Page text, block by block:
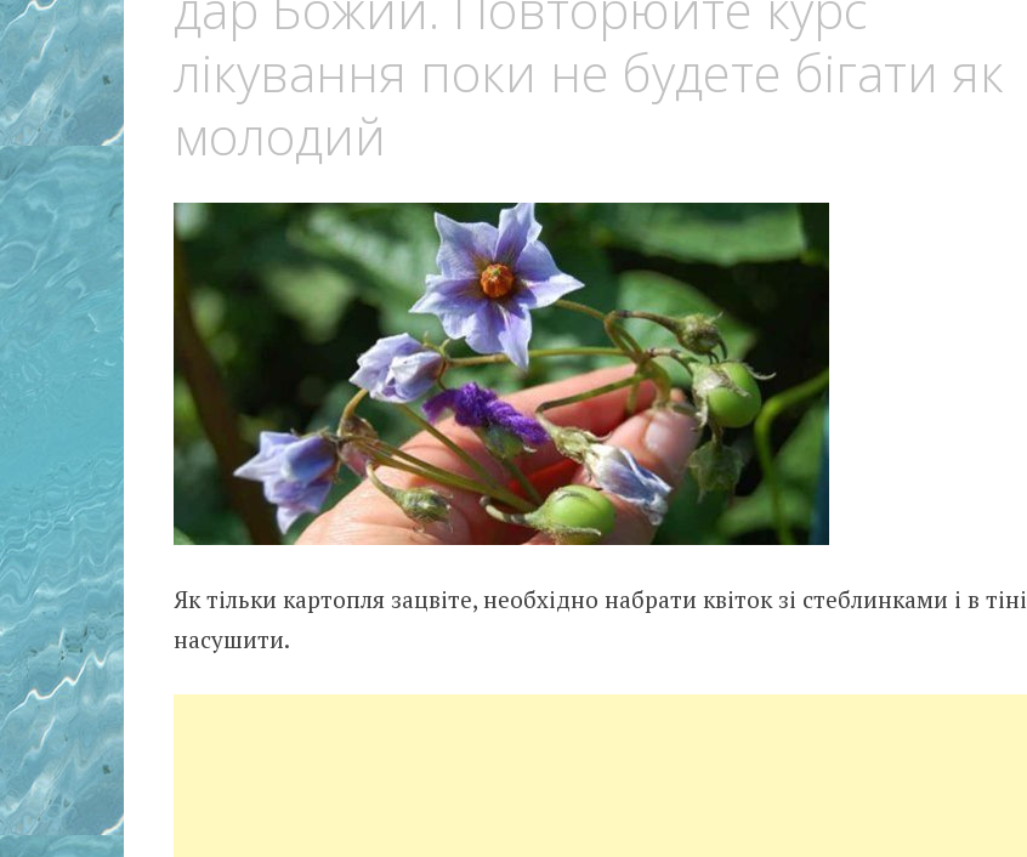
лікування поки не будете бігати як
молодий
Як тільки картопля зацвіте, необхідно набрати квіток зі стеблинками і в тіні
насушити.